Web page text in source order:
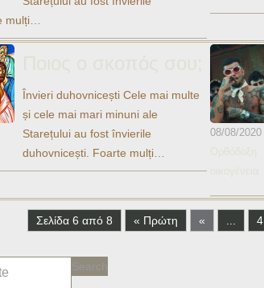
mulți…
Ποιος ο σκοπός σου;
Învieri duhovnicești Cele mai multe
și cele mai mari minuni ale
Starețului au fost învierile
duhovnicești. Foarte mulți…
08/08/2020
Ορθόδοξη
οικογένεια
Σελίδα 6 από 8 « Πρώτη « 4